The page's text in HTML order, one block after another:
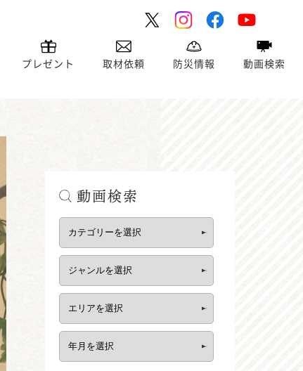
プレゼント 取材依頼 防災情報 動画検索
動画検索